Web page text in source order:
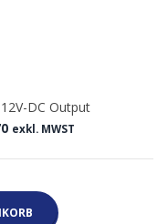
DC Output
exkl. MWST